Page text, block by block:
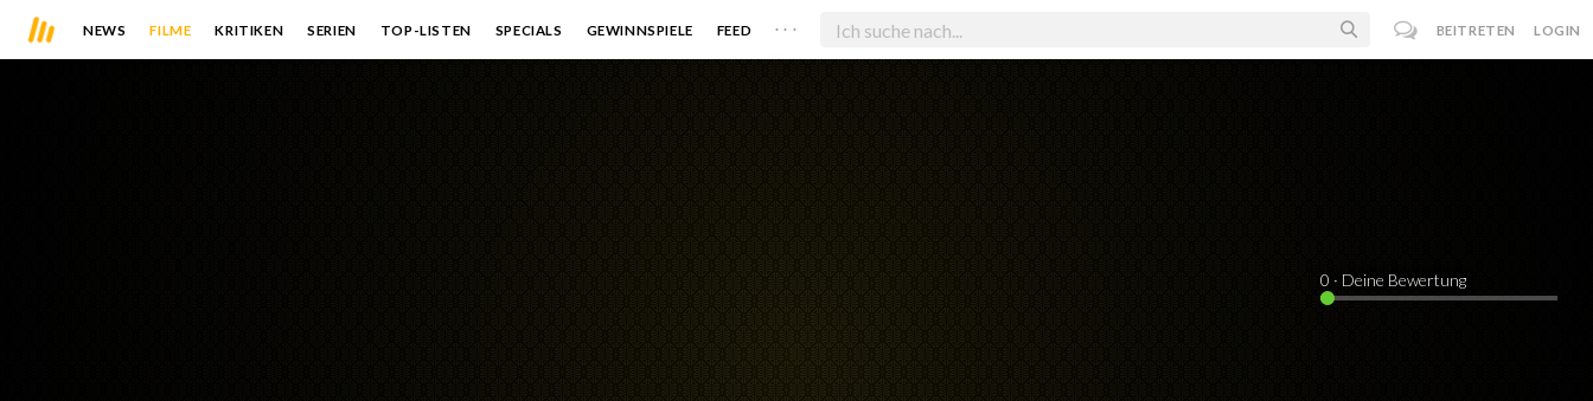
NEWS FILME KRITIKEN SERIEN TOP-LISTEN SPECIALS GEWINNSPIELE FEED . . . BEITRETEN LOGIN
0 · Deine Bewertung